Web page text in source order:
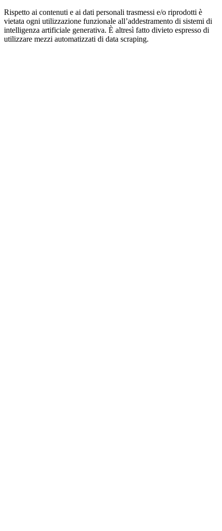
Rispetto ai contenuti e ai dati personali trasmessi e/o riprodotti è
vietata ogni utilizzazione funzionale all’addestramento di sistemi di
intelligenza artificiale generativa. È altresì fatto divieto espresso di
utilizzare mezzi automatizzati di data scraping.